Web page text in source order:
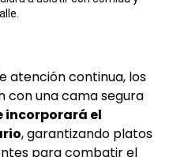
atención continua, los
con una cama segura
incorporará el
, garantizando platos
para combatir el